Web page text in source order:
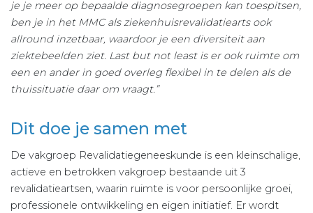
je je meer op bepaalde diagnosegroepen kan toespitsen,
ben je in het MMC als ziekenhuisrevalidatiearts ook
allround inzetbaar, waardoor je een diversiteit aan
ziektebeelden ziet. Last but not least is er ook ruimte om
een en ander in goed overleg flexibel in te delen als de
thuissituatie daar om vraagt.”
Dit doe je samen met
De vakgroep Revalidatiegeneeskunde is een kleinschalige,
actieve en betrokken vakgroep bestaande uit 3
revalidatieartsen, waarin ruimte is voor persoonlijke groei,
professionele ontwikkeling en eigen initiatief. Er wordt